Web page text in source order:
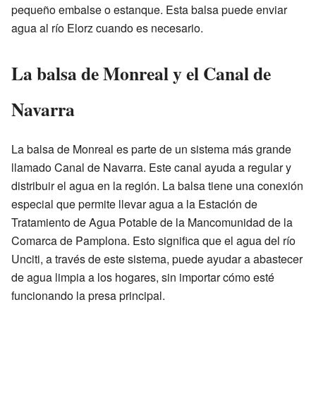
pequeño embalse o estanque. Esta balsa puede enviar
agua al río Elorz cuando es necesario.
La balsa de Monreal y el Canal de
Navarra
La balsa de Monreal es parte de un sistema más grande
llamado Canal de Navarra. Este canal ayuda a regular y
distribuir el agua en la región. La balsa tiene una conexión
especial que permite llevar agua a la Estación de
Tratamiento de Agua Potable de la Mancomunidad de la
Comarca de Pamplona. Esto significa que el agua del río
Unciti, a través de este sistema, puede ayudar a abastecer
de agua limpia a los hogares, sin importar cómo esté
funcionando la presa principal.